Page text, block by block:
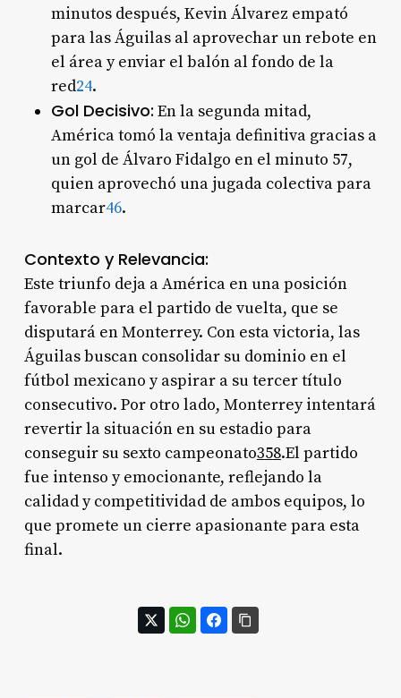
minutos después, Kevin Álvarez empató
para las Águilas al aprovechar un rebote en
el área y enviar el balón al fondo de la
red24.
Gol Decisivo: En la segunda mitad,
América tomó la ventaja definitiva gracias a
un gol de Álvaro Fidalgo en el minuto 57,
quien aprovechó una jugada colectiva para
marcar46.
Contexto y Relevancia:
Este triunfo deja a América en una posición
favorable para el partido de vuelta, que se
disputará en Monterrey. Con esta victoria, las
Águilas buscan consolidar su dominio en el
fútbol mexicano y aspirar a su tercer título
consecutivo. Por otro lado, Monterrey intentará
revertir la situación en su estadio para
conseguir su sexto campeonato358.El partido
fue intenso y emocionante, reflejando la
calidad y competitividad de ambos equipos, lo
que promete un cierre apasionante para esta
final.